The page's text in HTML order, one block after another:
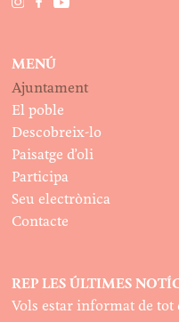
MENÚ
Ajuntament
El poble
Descobreix-lo
Paisatge d’oli
Participa
Seu electrònica
Contacte
REP LES ÚLTIMES
Vols estar informat de tot